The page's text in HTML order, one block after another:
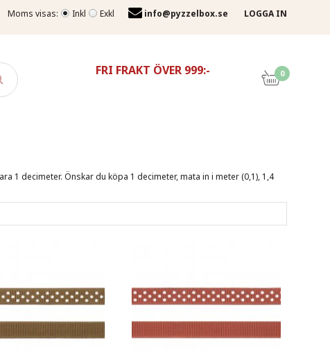
Moms visas: Inkl Exkl info@pyzzelbox.se LOGGA IN
FRI FRAKT ÖVER 999:- 0
1 decimeter. Önskar du köpa 1 decimeter, mata in i meter (0,1), 1,4